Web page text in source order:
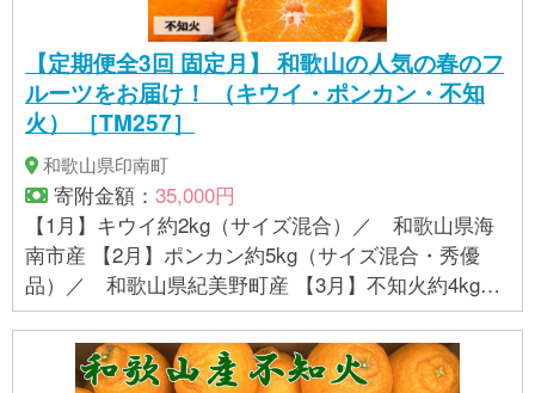
（カロチン色素）、酸化防止剤（ビタミンＣ）、調
味料（アミノ酸等）、（一部に大豆を含む） 柚子ジ
ュレ：柚子果汁〔ゆず（和歌山県産）〕、砂糖／ゲ
ル化剤（増粘多糖類）、酸味料、酸化防止剤（ビタ
ミンＣ） じゃばらジュレ：じゃばら果汁〔じゃばら
（和歌山県産）〕、砂糖／ゲル化剤（増粘多糖
類）、酸味料、酸化防止剤（ビタミンＣ） 【賞味期
限】 製造日より180日 開封後は冷蔵庫に保存し、な
るべく早くお召し上がりください。 【アレルギー】
大豆、もも ※ 表示内容に関しては各事業者の指定に
基づき掲載しており、一切の内容を保証するもので
はございません。 ※ご不明の点がございましたら事業
者まで直接お問い合わせ下さい。
【定期便全3回 固定月】 和歌山の人気の春のフ
ルーツをお届け！ （キウイ・ポンカン・不知
火） ［TM257］
和歌山県印南町
寄附金額： 35,000円
【1月】キウイ約2kg（サイズ混合）／ 和歌山県海
南市産 【2月】ポンカン約5kg（サイズ混合・秀優
品）／ 和歌山県紀美野町産 【3月】不知火約4kg
（サイズ混合） ／ 和歌山県海南市産 【賞味期
限】 【賞味期限】 キウイ・ポンカン：発送日より7
日 不知火：発送日より10日 【アレルギー】 オレン